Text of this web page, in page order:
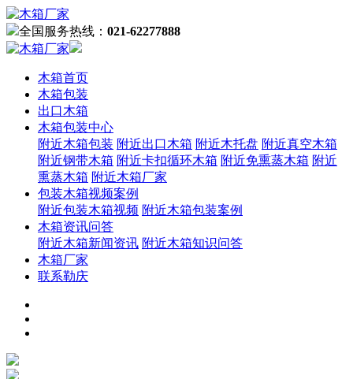
全国服务热线： 021-62277888
木箱首页
木箱包装
出口木箱
木箱包装中心
附近木箱包装 附近出口木箱 附近木托盘 附近真空木箱
附近钢带木箱 附近卡扣循环木箱 附近免熏蒸木箱 附近
熏蒸木箱 附近木箱厂家
包装木箱视频案例
附近包装木箱视频 附近木箱包装案例
木箱资讯问答
附近木箱新闻资讯 附近木箱知识问答
木箱厂家
联系勒庆